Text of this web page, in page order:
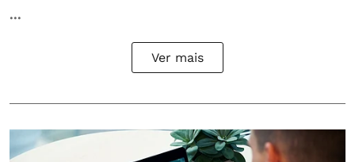
...
Ver mais